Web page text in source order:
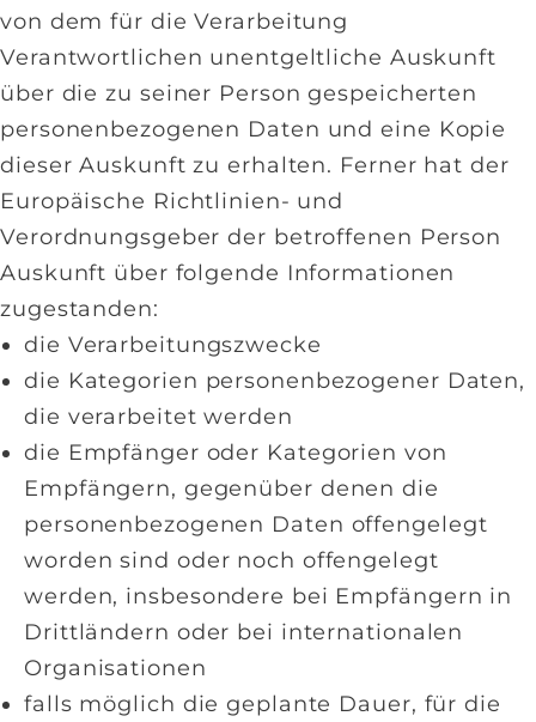
von dem für die Verarbeitung
Verantwortlichen unentgeltliche Auskunft
über die zu seiner Person gespeicherten
personenbezogenen Daten und eine Kopie
dieser Auskunft zu erhalten. Ferner hat der
Europäische Richtlinien- und
Verordnungsgeber der betroffenen Person
Auskunft über folgende Informationen
zugestanden:
die Verarbeitungszwecke
die Kategorien personenbezogener Daten,
die verarbeitet werden
die Empfänger oder Kategorien von
Empfängern, gegenüber denen die
personenbezogenen Daten offengelegt
worden sind oder noch offengelegt
werden, insbesondere bei Empfängern in
Drittländern oder bei internationalen
Organisationen
falls möglich die geplante Dauer, für die